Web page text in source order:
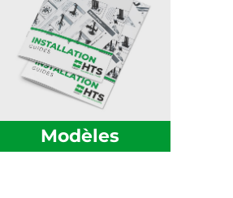
Modèles​